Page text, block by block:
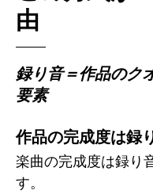
由
録り音＝作品のク
要素
作品の完成度は録
楽曲の完成度は録り
す。